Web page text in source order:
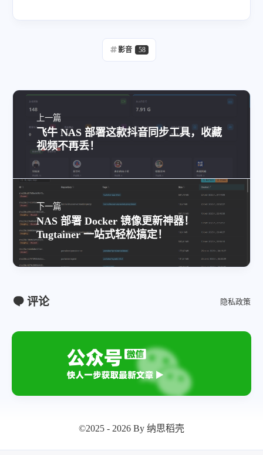
影音 58
上一篇
飞牛 NAS 部署这款抖音同步工具，收藏
视频不再丢！
下一篇
NAS 部署 Docker 镜像更新神器！
Tugtainer 一站式轻松搞定！
评论 隐私政策
©2025 - 2026 By 纳思稻壳